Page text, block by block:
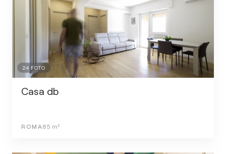
24 FOTO
Casa db
ROMA 85 m²